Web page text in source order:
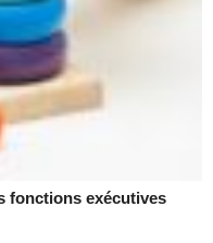
fonctions exécutives